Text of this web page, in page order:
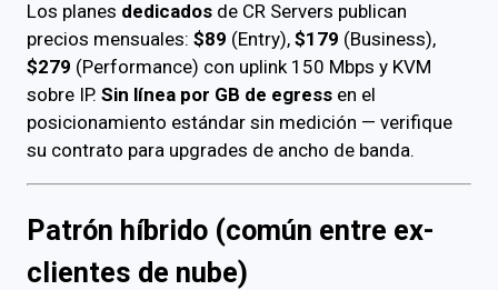
Los planes dedicados de CR Servers publican
precios mensuales: $89 (Entry), $179 (Business),
$279 (Performance) con uplink 150 Mbps y KVM
sobre IP. Sin línea por GB de egress en el
posicionamiento estándar sin medición — verifique
su contrato para upgrades de ancho de banda.
Patrón híbrido (común entre ex-
clientes de nube)